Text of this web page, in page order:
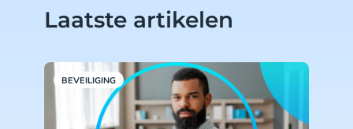
Laatste artikelen
BEVEILIGING